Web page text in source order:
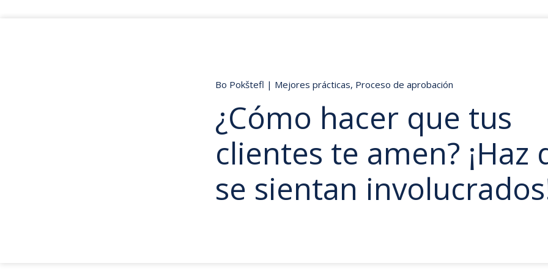
Bo Pokštefl | Mejores prácticas, Proceso de aprobación
¿Cómo hacer que tus
clientes te amen? ¡Haz
se sientan